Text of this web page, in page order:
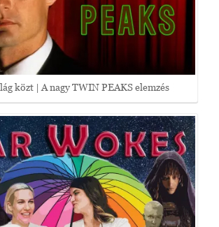
közt | A nagy TWIN PEAKS elemzés